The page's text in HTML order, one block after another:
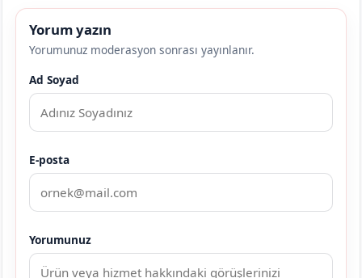
Yorum yazın
Yorumunuz moderasyon sonrası yayınlanır.
Ad Soyad
E-posta
Yorumunuz